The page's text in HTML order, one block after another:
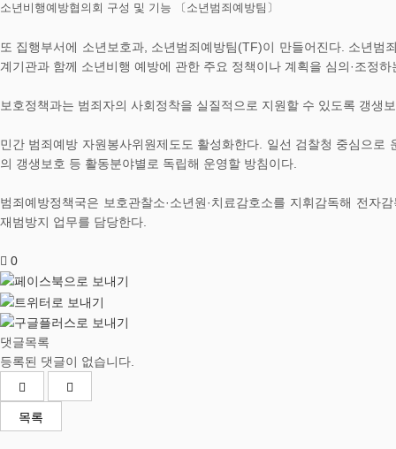
소년비행예방협의회 구성 및 기능 〔소년범죄예방팀〕
또 집행부서에 소년보호과, 소년범죄예방팀(TF)이 만들어진다. 소년
계기관과 함께 소년비행 예방에 관한 주요 정책이나 계획을 심의·조정
보호정책과는 범죄자의 사회정착을 실질적으로 지원할 수 있도록 갱생
민간 범죄예방 자원봉사위원제도도 활성화한다. 일선 검찰청 중심으
의 갱생보호 등 활동분야별로 독립해 운영할 방침이다.
범죄예방정책국은 보호관찰소·소년원·치료감호소를 지휘감독해 전
재범방지 업무를 담당한다.
0
댓글목록
등록된 댓글이 없습니다.
목록